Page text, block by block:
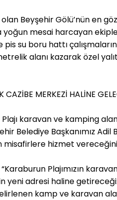
Beyşehir Gölü’nün en
yoğun mesai harcayan
su boru hattı
alanı kazarak özel
MERKEZİ HALİNE
karavan ve kamping
Belediye Başkanımız Adil
hizmet
“Karaburun Plajımızın
yeni adresi haline
kamp ve karavan